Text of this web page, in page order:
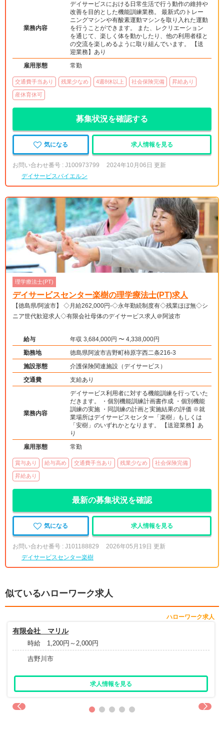
業務内容
デイサービスにおける日常生活で行う動作の維持や
改善を目的とした機能訓練業務。 最新式のトレー
ニングマシンや有酸素運動マシンを取り入れた運動
を行うことができます。 また、レクリエーション
を通じて、楽しく体を動かしたり、他の利用者様と
の交流を楽しめるように取り組んでいます。 【送
迎業務】あり
雇用形態
常勤
交通費手当あり 残業少なめ 4週8休以上 社会保険完備 昇給あり
産休育休可
募集状況を確認する
気になる 求人情報を見る
お問い合わせ番号 : J100973799
2024年10月06日 更新
デイサービスバイエルン
理学療法士(PT)
デイサービスセンター楽樹の理学療法士(PT)求人
【徳島県/阿波市】 ◇月給262,000円-◇永年勤続制度有◇残業ほぼ無◇シ
ニア世代歓迎求人◇有限会社母体のデイサービス求人＠阿波市
給与
年収 3,684,000円 〜 4,338,000円
勤務地
徳島県阿波市吉野町柿原字西二条216-3
施設形態
介護保険関連施設（デイサービス）
交通費
支給あり
業務内容
デイサービス利用者に対する機能訓練を行っていた
だきます。 ・個別機能訓練計画書作成 ・個別機能
訓練の実施 ・同訓練の計画と実施結果の評価 ※就
業場所はデイサービスセンター「楽樹」もしくは
「安樹」のいずれかとなります。 【送迎業務】あ
り
雇用形態
常勤
賞与あり 給与高め 交通費手当あり 残業少なめ 社会保険完備
昇給あり
最新の募集状況を確認
気になる 求人情報を見る
お問い合わせ番号 : J101188829
2026年05月19日 更新
デイサービスセンター楽樹
似ているハローワーク求人
ハローワーク求人
有限会社 マリル
時給 1,200円～2,000円
吉野川市
求人情報を見る